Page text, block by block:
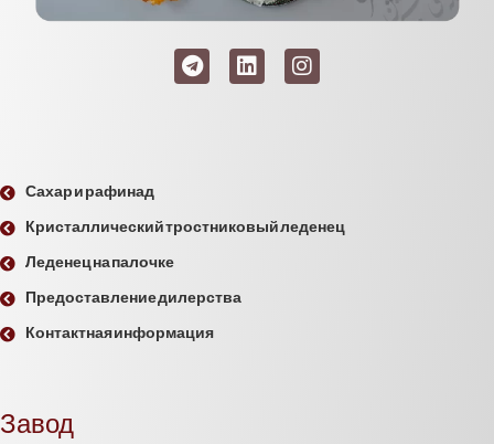
Сахар и рафинад
Кристаллический тростниковый леденец
Леденец на палочке
Предоставление дилерства
Контактная информация
Завод